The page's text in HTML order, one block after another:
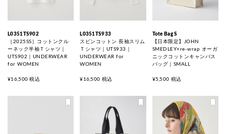
L0351TS902
［2025SS］コットンクル
ーネック半袖Ｔシャツ｜
UTS902｜UNDERWEAR
for WOMEN
¥16,500 税込
L0351TS933
スビンコットン 長袖スリム
Ｔシャツ｜UTS933｜
UNDERWEAR for
WOMEN
¥16,500 税込
Tote Bag S
【日本限定】JOHN
SMEDLEY×re-wrap オーガ
ニックコットンキャンバス
バッグ｜SMALL
¥5,500 税込